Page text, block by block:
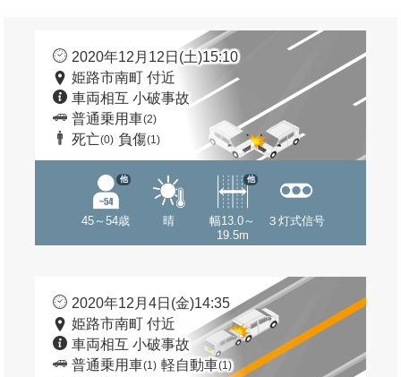
2020年12月12日(土)15:10
姫路市南町 付近
車両相互 小破事故
普通乗用車(2)
死亡(0) 負傷(1)
45～54歳
他
晴
幅13.0～
19.5m
他
３灯式信号
2020年12月4日(金)14:35
姫路市南町 付近
車両相互 小破事故
普通乗用車(1) 軽自動車(1)